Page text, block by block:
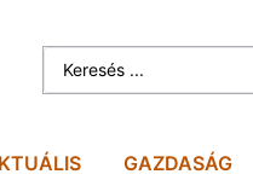
GAZDASÁG